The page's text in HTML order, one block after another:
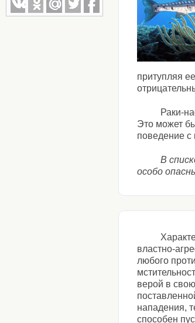
притупляя
Раки-
Это может
поведение с
В
особо
властно-
любого
верой в
нападения,
способен